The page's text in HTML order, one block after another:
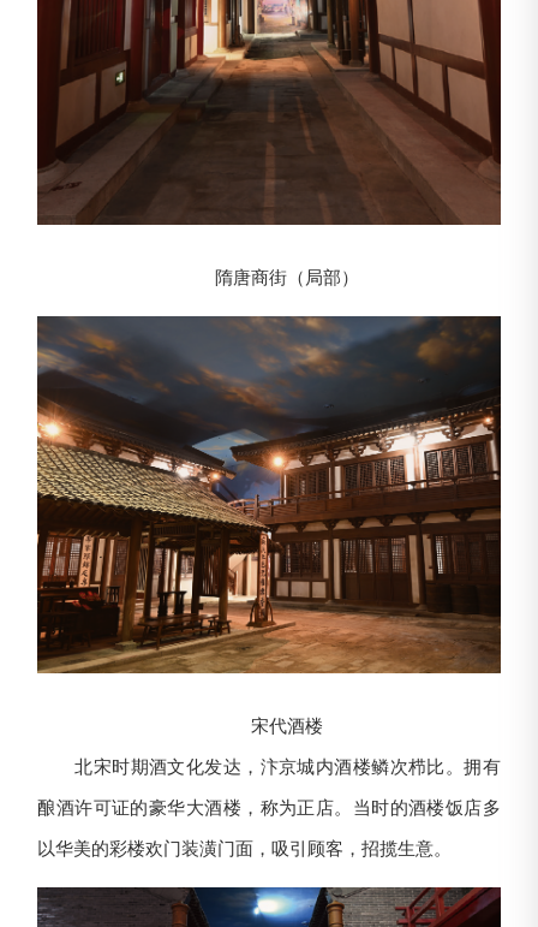
隋唐商街（局部）
宋代酒楼
北宋时期酒文化发达，汴京城内酒楼鳞次栉比。拥有
酿酒许可证的豪华大酒楼，称为正店。当时的酒楼饭店多
以华美的彩楼欢门装潢门面，吸引顾客，招揽生意。